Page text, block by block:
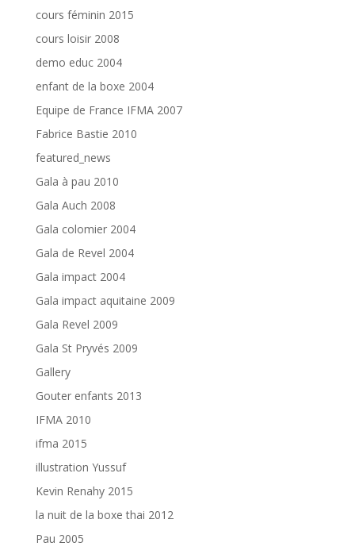
cours féminin 2015
cours loisir 2008
demo educ 2004
enfant de la boxe 2004
Equipe de France IFMA 2007
Fabrice Bastie 2010
featured_news
Gala à pau 2010
Gala Auch 2008
Gala colomier 2004
Gala de Revel 2004
Gala impact 2004
Gala impact aquitaine 2009
Gala Revel 2009
Gala St Pryvés 2009
Gallery
Gouter enfants 2013
IFMA 2010
ifma 2015
illustration Yussuf
Kevin Renahy 2015
la nuit de la boxe thai 2012
Pau 2005